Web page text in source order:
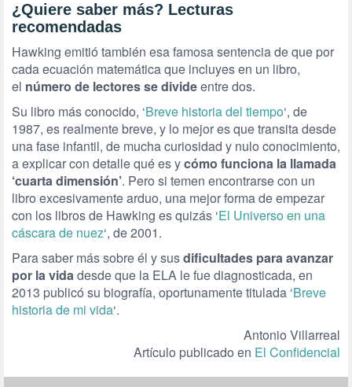
¿Quiere saber más? Lecturas
recomendadas
Hawking emitió también esa famosa sentencia de que por
cada ecuación matemática que incluyes en un libro,
el número de lectores se divideentre dos.
Su libro más conocido, ‘Breve historia del tiempo‘, de
1987, es realmente breve, y lo mejor es que transita desde
una fase infantil, de mucha curiosidad y nulo conocimiento,
a explicar con detalle qué es ycómo funciona la llamada
‘cuarta dimensión’. Pero si temen encontrarse con un
libro excesivamente arduo, una mejor forma de empezar
con los libros de Hawking es quizás ‘El Universo en una
cáscara de nuez‘, de 2001.
Para saber más sobre él y susdificultades para avanzar
por la vidadesde que la ELA le fue diagnosticada, en
2013 publicó su biografía, oportunamente titulada ‘Breve
historia de mi vida‘.
Antonio Villarreal
Artículo publicado en El Confidencial